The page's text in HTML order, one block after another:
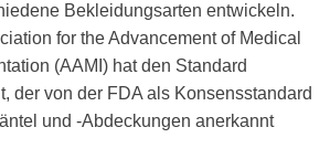
Bekleidungsarten entwickeln.
for the Advancement of Medical
(AAMI) hat den Standard
der von der FDA als Konsensstandard
und -Abdeckungen anerkannt